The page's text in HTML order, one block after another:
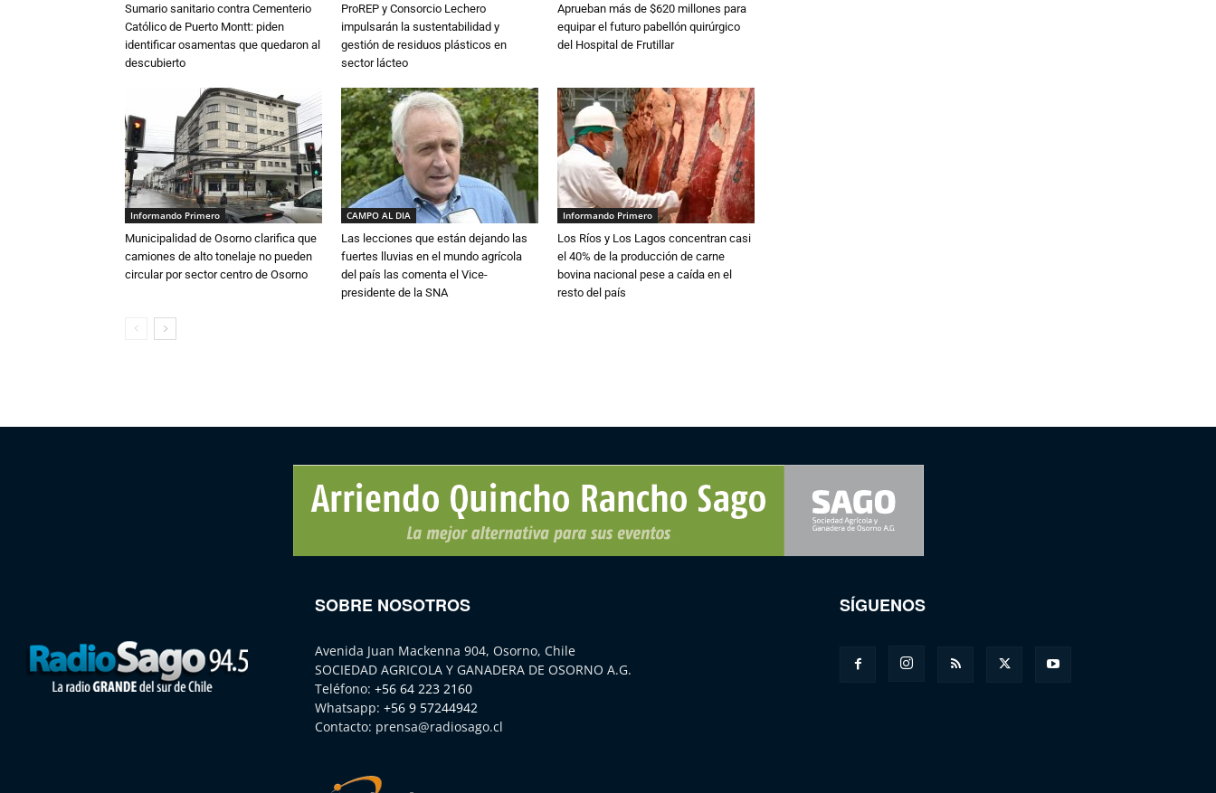
Sumario sanitario contra Cementerio
Católico de Puerto Montt: piden
identificar osamentas que quedaron al
descubierto
ProREP y Consorcio Lechero
impulsarán la sustentabilidad y
gestión de residuos plásticos en
sector lácteo
Aprueban más de $620 millones para
equipar el futuro pabellón quirúrgico
del Hospital de Frutillar
Informando Primero
Municipalidad de Osorno clarifica que
camiones de alto tonelaje no pueden
circular por sector centro de Osorno
CAMPO AL DIA
Las lecciones que están dejando las
fuertes lluvias en el mundo agrícola
del país las comenta el Vice-
presidente de la SNA
Informando Primero
Los Ríos y Los Lagos concentran casi
el 40% de la producción de carne
bovina nacional pese a caída en el
resto del país
SOBRE NOSOTROS
Avenida Juan Mackenna 904, Osorno, Chile
SOCIEDAD AGRICOLA Y GANADERA DE OSORNO A.G.
Teléfono: +56 64 223 2160
Whatsapp: +56 9 57244942
Contacto: prensa@radiosago.cl
SÍGUENOS